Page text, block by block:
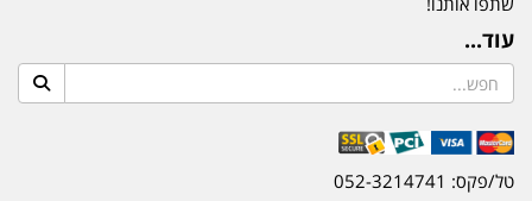
עוד...
טל/פקס: 052-3214741